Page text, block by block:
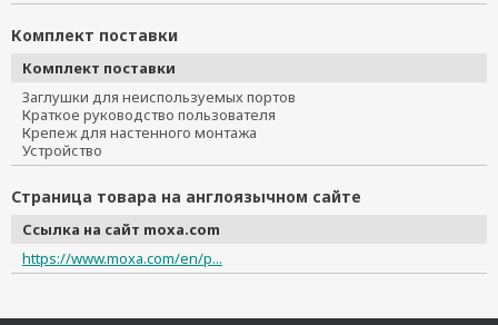
Комплект поставки
Комплект поставки
Заглушки для неиспользуемых портов
Краткое руководство пользователя
Крепеж для настенного монтажа
Устройство
Страница товара на англоязычном сайте
Ссылка на сайт moxa.com
https://www.moxa.com/en/p...